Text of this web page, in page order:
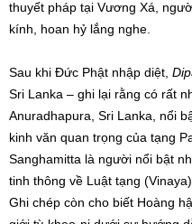
thuyết pháp tại Vương Xá,
kính, hoan hỷ lắng nghe.
Sau khi Đức Phật nhập diệt,
Sri Lanka – ghi lại rằng có rất
Anuradhapura, Sri Lanka, nổi
kinh văn quan trọng của tạng
Sanghamitta là người nổi bật
tinh thông về Luật tạng
Ghi chép còn cho biết Hoàng